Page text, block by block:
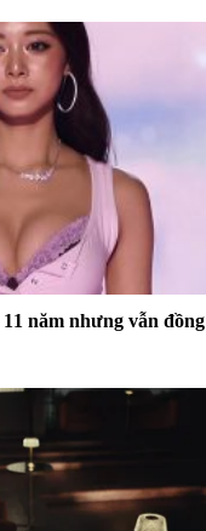
năm nhưng vẫn đồng